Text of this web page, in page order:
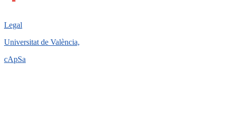
Legal
Universitat de València,
cApSa